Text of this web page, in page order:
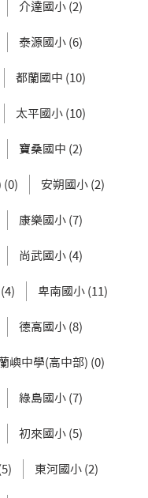
介達國小 (2)
泰源國小 (6)
都蘭國中 (10)
太平國小 (10)
寶桑國中 (2)
(0) 安朔國小 (2)
康樂國小 (7)
尚武國小 (4)
卑南國小 (11)
德高國小 (8)
嶼中學(高中部) (0)
綠島國小 (7)
初來國小 (5)
東河國小 (2)